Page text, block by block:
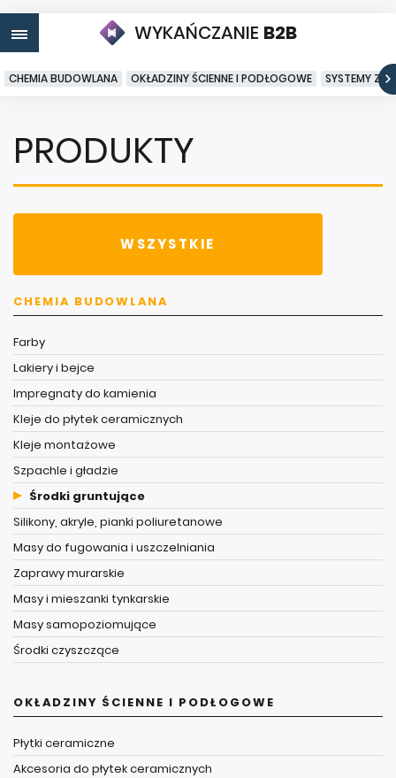
WYKAŃCZANIE B2B
CHEMIA BUDOWLANA OKŁADZINY ŚCIENNE I PODŁOGOWE SYSTEMY
PRODUKTY
WSZYSTKIE
CHEMIA BUDOWLANA
Farby
Lakiery i bejce
Impregnaty do kamienia
Kleje do płytek ceramicznych
Kleje montażowe
Szpachle i gładzie
Środki gruntujące
Silikony, akryle, pianki poliuretanowe
Masy do fugowania i uszczelniania
Zaprawy murarskie
Masy i mieszanki tynkarskie
Masy samopoziomujące
Środki czyszczące
OKŁADZINY ŚCIENNE I PODŁOGOWE
Płytki ceramiczne
Akcesoria do płytek ceramicznych